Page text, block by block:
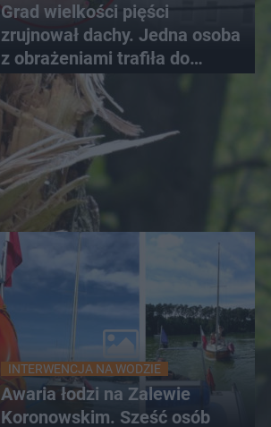
Grad wielkości pięści
zrujnował dachy. Jedna osoba
z obrażeniami trafiła do
szpitala
INTERWENCJA NA WODZIE
Awaria łodzi na Zalewie
Koronowskim. Sześć osób